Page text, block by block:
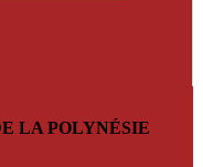
LA POLYNÉSIE